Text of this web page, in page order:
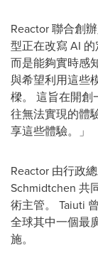
Reactor 聯合創
型正在改寫 AI
而是能夠實時感
與希望利用這些
樑。 這旨在開創
往無法實現的體
享這些體驗。」
Reactor 由行政
Schmidtchen 共
術主管。 Taiuti
全球其中一個最
施。